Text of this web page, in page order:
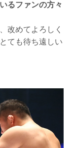
るファンの方々
改めてよろしく
ても待ち遠しい